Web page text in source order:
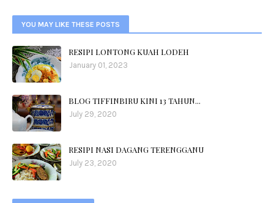
YOU MAY LIKE THESE POSTS
RESIPI LONTONG KUAH LODEH
January 01, 2023
BLOG TIFFINBIRU KINI 13 TAHUN...
July 29, 2020
RESIPI NASI DAGANG TERENGGANU
July 23, 2020